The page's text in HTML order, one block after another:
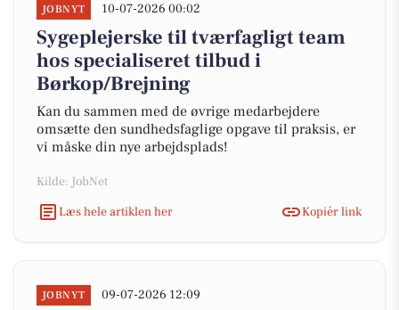
JOBNYT 10-07-2026 00:02
Sygeplejerske til tværfagligt team
hos specialiseret tilbud i
Børkop/Brejning
Kan du sammen med de øvrige medarbejdere
omsætte den sundhedsfaglige opgave til praksis, er
vi måske din nye arbejdsplads!
Kilde: JobNet
Læs hele artiklen her
Kopiér link
JOBNYT 09-07-2026 12:09